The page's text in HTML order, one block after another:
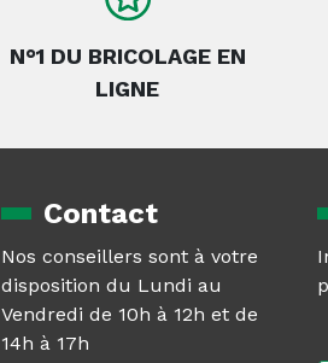
N°1 DU BRICOLAGE EN
LIGNE
Contact
Nos conseillers sont à votre
disposition du Lundi au
Vendredi de 10h à 12h et de
14h à 17h